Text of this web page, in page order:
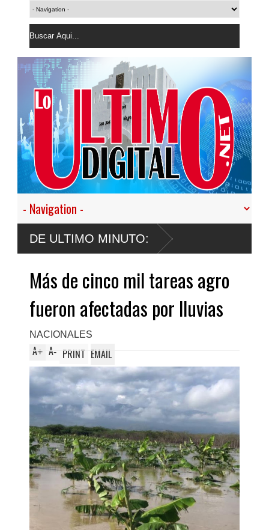
DE ULTIMO MINUTO:
Más de cinco mil tareas agro
fueron afectadas por lluvias
NACIONALES
A+ A- PRINT EMAIL